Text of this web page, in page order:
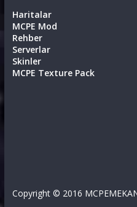
Haritalar
MCPE Mod
Rehber
Serverlar
Skinler
MCPE Texture Pack
Copyright © 2016